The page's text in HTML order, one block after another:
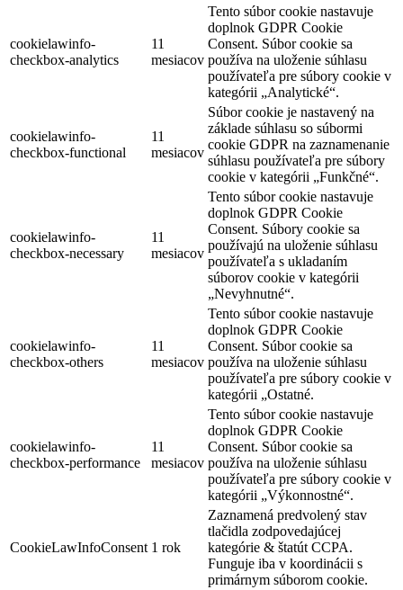
cookielawinfo-
checkbox-analytics
11
mesiacov
Tento súbor cookie nastavuje
doplnok GDPR Cookie
Consent. Súbor cookie sa
používa na uloženie súhlasu
používateľa pre súbory cookie v
kategórii „Analytické“.
cookielawinfo-
checkbox-functional
11
mesiacov
Súbor cookie je nastavený na
základe súhlasu so súbormi
cookie GDPR na zaznamenanie
súhlasu používateľa pre súbory
cookie v kategórii „Funkčné“.
cookielawinfo-
checkbox-necessary
11
mesiacov
Tento súbor cookie nastavuje
doplnok GDPR Cookie
Consent. Súbory cookie sa
používajú na uloženie súhlasu
používateľa s ukladaním
súborov cookie v kategórii
„Nevyhnutné“.
cookielawinfo-
checkbox-others
11
mesiacov
Tento súbor cookie nastavuje
doplnok GDPR Cookie
Consent. Súbor cookie sa
používa na uloženie súhlasu
používateľa pre súbory cookie v
kategórii „Ostatné.
cookielawinfo-
checkbox-performance
11
mesiacov
Tento súbor cookie nastavuje
doplnok GDPR Cookie
Consent. Súbor cookie sa
používa na uloženie súhlasu
používateľa pre súbory cookie v
kategórii „Výkonnostné“.
CookieLawInfoConsent 1 rok
Zaznamená predvolený stav
tlačidla zodpovedajúcej
kategórie & štatút CCPA.
Funguje iba v koordinácii s
primárnym súborom cookie.